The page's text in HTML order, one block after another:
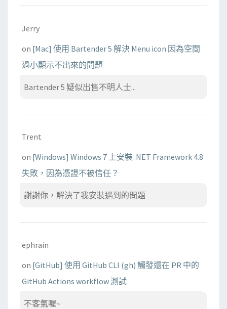
Jerry
on [Mac] 使用 Bartender 5 解決 Menu icon 因為空間
過小顯示不出來的問題
Bartender 5 疑似出售不明人士...
Trent
on [Windows] Windows 7 上安裝 .NET Framework 4.8
失敗，因為憑證不被信任？
謝謝你，解決了我安裝遇到的問題
ephrain
on [GitHub] 使用 GitHub CLI (gh) 觸發還在 PR 中的
GitHub Actions workflow 測試
不客氣喔~